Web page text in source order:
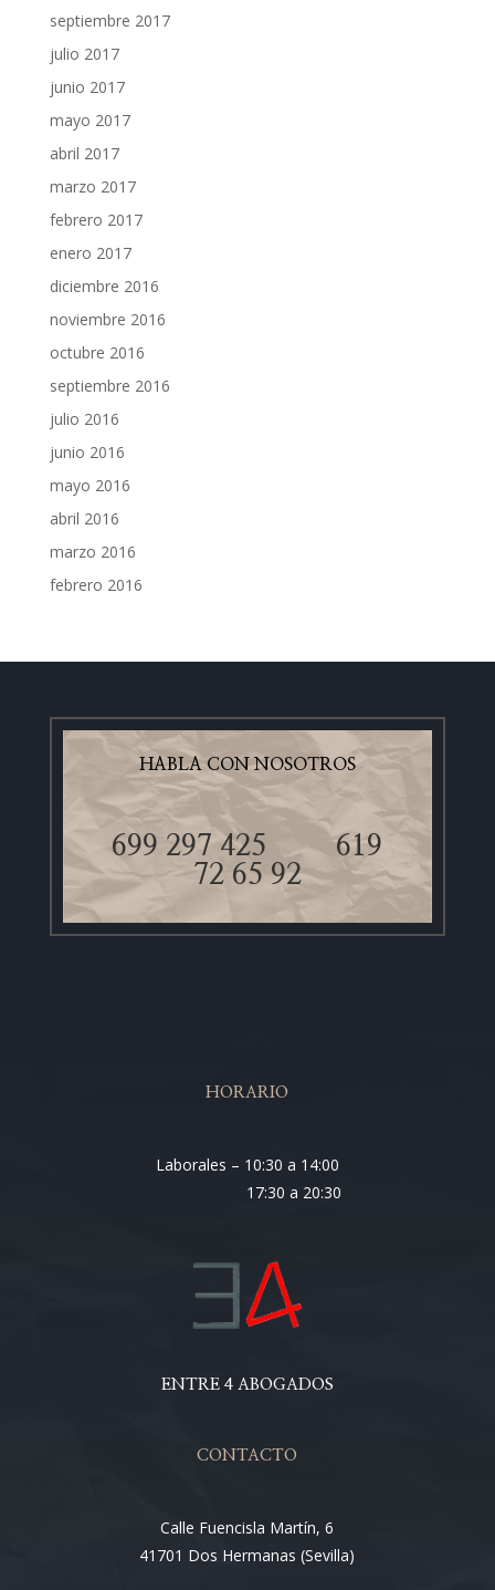
septiembre 2017
julio 2017
junio 2017
mayo 2017
abril 2017
marzo 2017
febrero 2017
enero 2017
diciembre 2016
noviembre 2016
octubre 2016
septiembre 2016
julio 2016
junio 2016
mayo 2016
abril 2016
marzo 2016
febrero 2016
HABLA CON NOSOTROS
699 297 425619
72 65 92
HORARIO
Laborales – 10:30 a 14:00
17:30 a 20:30
ENTRE 4 ABOGADOS
CONTACTO
Calle Fuencisla Martín, 6
41701 Dos Hermanas (Sevilla)